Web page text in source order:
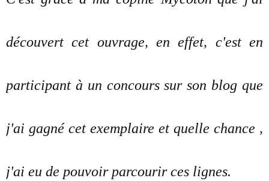
découvert cet ouvrage, en effet, c'est en
participant à un concours sur son blog que
j'ai gagné cet exemplaire et quelle chance ,
j'ai eu de pouvoir parcourir ces lignes.